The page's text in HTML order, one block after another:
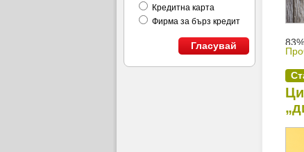
Кредитна карта
Фирма за бърз кредит
Гласувай